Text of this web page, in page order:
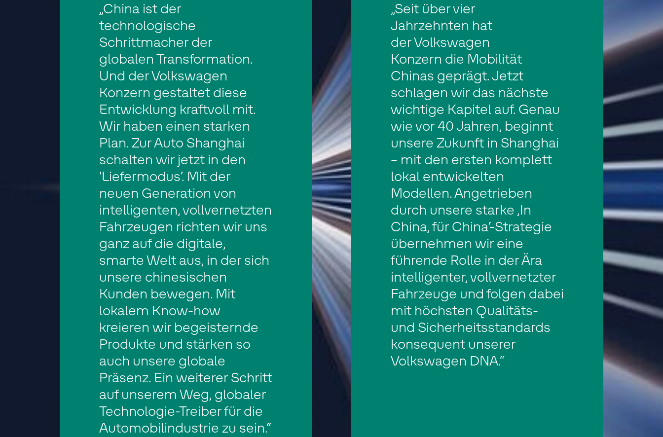
„China ist der
technologische
Schrittmacher der
globalen Transformation.
Und der Volkswagen
Konzern gestaltet diese
Entwicklung kraftvoll mit.
Wir haben einen starken
Plan. Zur Auto Shanghai
schalten wir jetzt in den
'Liefermodus‘. Mit der
neuen Generation von
intelligenten, vollvernetzten
Fahrzeugen richten wir uns
ganz auf die digitale,
smarte Welt aus, in der sich
unsere chinesischen
Kunden bewegen. Mit
lokalem Know-how
kreieren wir begeisternde
Produkte und stärken so
auch unsere globale
Präsenz. Ein weiterer Schritt
auf unserem Weg, globaler
Technologie-Treiber für die
Automobilindustrie zu sein.“
„Seit über vier
Jahrzehnten hat
der Volkswagen
Konzern die Mobilität
Chinas geprägt. Jetzt
schlagen wir das nächste
wichtige Kapitel auf. Genau
wie vor 40 Jahren, beginnt
unsere Zukunft in Shanghai
– mit den ersten komplett
lokal entwickelten
Modellen. Angetrieben
durch unsere starke ‚In
China, für China‘-Strategie
übernehmen wir eine
führende Rolle in der Ära
intelligenter, vollvernetzter
Fahrzeuge und folgen dabei
mit höchsten Qualitäts-
und Sicherheitsstandards
konsequent unserer
Volkswagen DNA.“